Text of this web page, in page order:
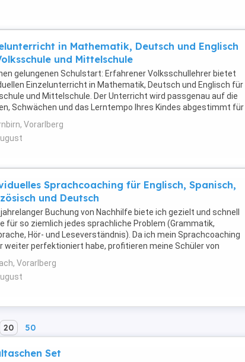
in Mathematik, Deutsch und Englisch
und Mittelschule
gelungenen Schulstart: Erfahrener Volksschullehrer bietet
Einzelunterricht in Mathematik, Deutsch und Englisch für
und Mittelschule. Der Unterricht wird passgenau auf die
Schwächen und das Lerntempo Ihres Kindes abgestimmt für
sicheren und motivierten ...
Vorarlberg
Sprachcoaching für Englisch, Spanisch,
und Deutsch
Buchung von Nachhilfe biete ich gezielt und schnell
für so ziemlich jedes sprachliche Problem (Grammatik,
Hör- und Leseverständnis). Da ich mein Sprachcoaching
weiter perfektioniert habe, profitieren meine Schüler von
Erfolgen. Außerdem fertige ich ...
Vorarlberg
20 50
Set